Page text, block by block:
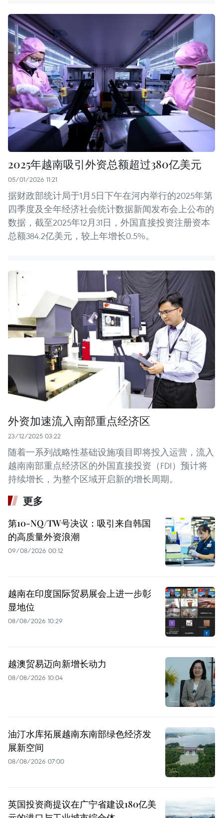
2025年越南吸引外资总额超过380亿美元
05/01/2026 11:21
据财政部统计局于1月5日下午在河内举行的2025年第
四季度及全年经济社会统计数据新闻发布会上公布的
数据，截至2025年12月31日，外国直接投资注册资本
总额384.2亿美元，较上年增长0.5%。
外资加速流入南部重点经济区
23/12/2025 03:22
随着一系列战略性基础设施项目即将投入运营，流入
越南南部重点经济区的外国直接投资（FDI）预计将
持续增长，为整个区域开启新的增长周期。
更多
第10-NQ/TW号决议：吸引来自韩国
的高质量外资浪潮
09/08/2026 00:12
越南在印度国际贸易展会上进一步彰
显地位
08/08/2026 10:29
越澳贸易迈向新增长动力
08/08/2026 10:04
油汀水库拓展越南东南部绿色经济发
展新空间
08/08/2026 07:00
英国投资商提议在广宁省建设180亿美